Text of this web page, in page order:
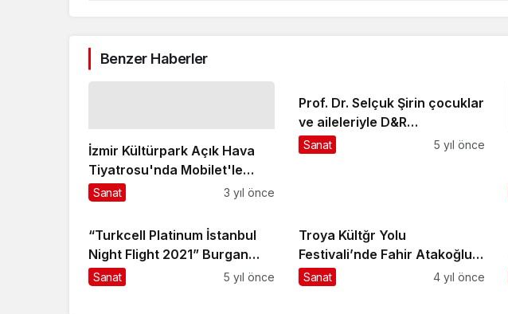
Benzer Haberler
İzmir Kültürpark Açık Hava
Tiyatrosu'nda Mobilet'le
Yerin Hzır
Sanat 3 yıl önce
Prof. Dr. Selçuk Şirin çocuklar
ve aileleriyle D&R
mağazasında buluşuyor
Sanat 5 yıl önce
“Turkcell Platinum İstanbul
Night Flight 2021” Burgan
Bank’ın da katkılarıyla
Sanat 5 yıl önce
Troya Kültğr Yolu
Festivali’nde Fahir Atakoğlu
Rüzgarı
Sanat 4 yıl önce